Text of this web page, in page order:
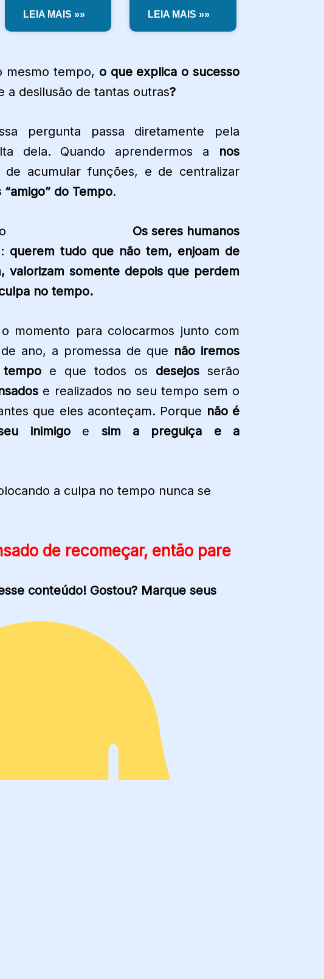
LEIA MAIS »» LEIA MAIS »»
mesmo tempo, o que explica o sucesso
a desilusão de tantas outras?
pergunta passa diretamente pela
dela. Quando aprendermos a nos
de acumular funções, e de centralizar
do Tempo.
Os seres humanos
querem tudo que não tem, enjoam de
valorizam somente depois que perdem
no tempo.
momento para colocarmos junto com
ano, a promessa de que não iremos
e que todos os desejos serão
e realizados no seu tempo sem o
que eles aconteçam. Porque não é
inimigoe sim
a preguiça e a
a culpa no tempo nunca se
de recomeçar, então pare
conteúdo! Gostou? Marque seus